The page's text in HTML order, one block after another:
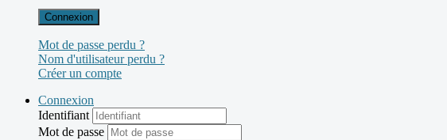
Connexion
Mot de passe perdu ?
Nom d'utilisateur perdu ?
Créer un compte
Connexion
Identifiant
Mot de passe